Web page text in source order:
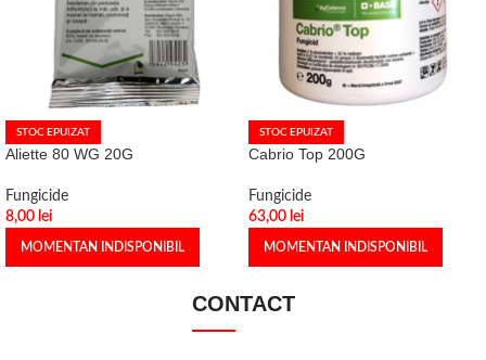
STOC EPUIZAT
Aliette 80 WG 20G
Fungicide
8,00 lei
MOMENTAN INDISPONIBIL
STOC EPUIZAT
Cabrio Top 200G
Fungicide
63,00 lei
MOMENTAN INDISPONIBIL
CONTACT